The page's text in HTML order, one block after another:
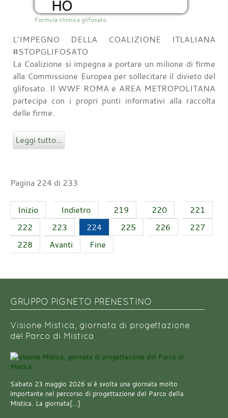
Formula chimica glifosato
L’IMPEGNO DELLA COALIZIONE ITLALIANA
#STOPGLIFOSATO
La Coalizione si impegna a portare un milione di firme
alla Commissione Europea per sollecitare il divieto del
glifosato. Il WWF ROMA e AREA METROPOLITANA
partecipa con i propri punti informativi alla raccolta
delle firme.
Leggi tutto...
Pagina 224 di 233
Inizio Indietro 219 220
221
222
223 224 225 226
227
228
Avanti Fine
GRUPPO PIGNETO PRENESTINO
Visione Mistica, giornata di progettazione
del Parco di Mistica
Sabato 23 maggio 2026 si è svolta una giornata molto
importante nel percorso di progettazione del Parco della
Mistica. La giornata[…]